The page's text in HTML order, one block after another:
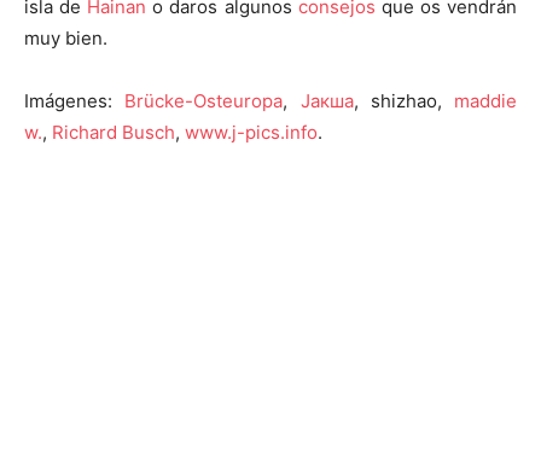
isla de Hainan o daros algunos consejos que os vendrán
muy bien.
Imágenes: Brücke-Osteuropa, Јакша, shizhao, maddie
w., Richard Busch, www.j-pics.info.